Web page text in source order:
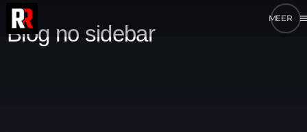
Blog no sidebar